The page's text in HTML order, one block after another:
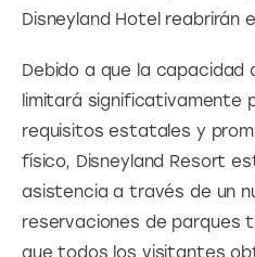
Disneyland Hotel reabrirán
Debido a que la
limitará significativamente
requisitos estatales y
físico, Disneyland Resort
asistencia a través de un
reservaciones de parques
que todos los visitantes